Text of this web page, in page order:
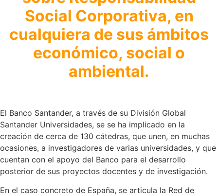
Social Corporativa, en
cualquiera de sus ámbitos
económico, social o
ambiental.
El Banco Santander, a través de su División Global
Santander Universidades, se se ha implicado en la
creación de cerca de 130 cátedras, que unen, en muchas
ocasiones, a investigadores de varias universidades, y que
cuentan con el apoyo del Banco para el desarrollo
posterior de sus proyectos docentes y de investigación.
En el caso concreto de España, se articula la Red de